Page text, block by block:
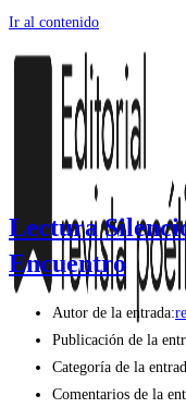
Ir al contenido
Lectura
Encuentro
Autor de la entrada:
Publicación de la
Categoría de la
Comentarios de la